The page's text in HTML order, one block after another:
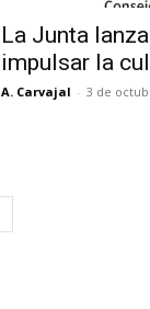
La Junta lanza
impulsar la
A. Carvajal - 3 de